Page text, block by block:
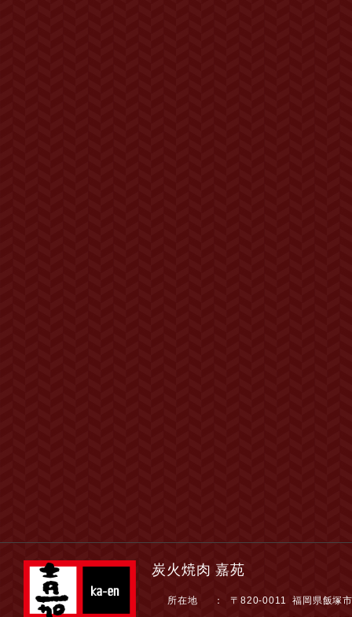
炭火焼肉 嘉苑
所在地 ：
〒820-0011 福岡県飯塚